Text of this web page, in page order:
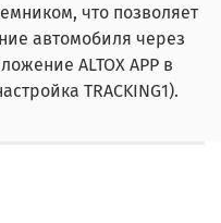
что позволяет
автомобиля через
ALTOX APP в
TRACKING1).